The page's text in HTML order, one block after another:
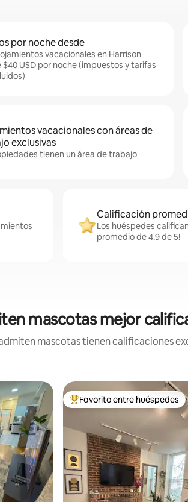
por noche desde
vacacionales en Harrison
$40 USD por noche (impuestos y tarifas
vacacionales con áreas de
exclusivas
tienen un área de trabajo
Calificación
Los huéspedes
promedio de 4.9 de 5!
mascotas mejor
mascotas tienen calificaciones
De los mejores en Favorito
Favorito entre huéspedes